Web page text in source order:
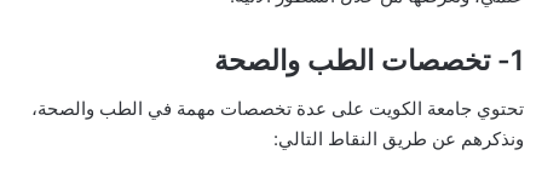
1- تخصصات الطب والصحة
تحتوي جامعة الكويت على عدة تخصصات مهمة في الطب والصحة،
ونذكرهم عن طريق النقاط التالي: